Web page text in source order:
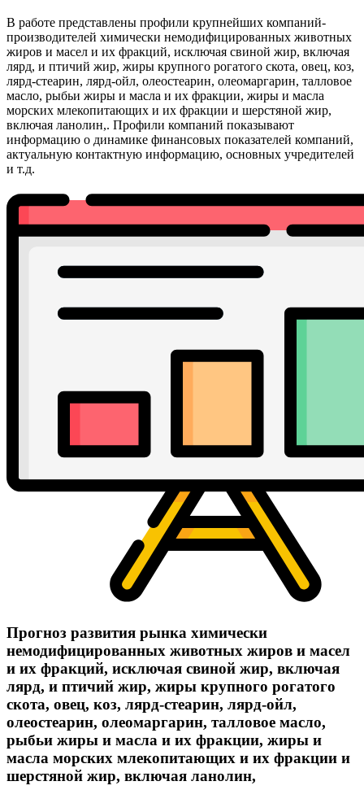
В работе представлены профили крупнейших компаний-
производителей химически немодифицированных животных
жиров и масел и их фракций, исключая свиной жир, включая
лярд, и птичий жир, жиры крупного рогатого скота, овец, коз,
лярд-стеарин, лярд-ойл, олеостеарин, олеомаргарин, талловое
масло, рыбьи жиры и масла и их фракции, жиры и масла
морских млекопитающих и их фракции и шерстяной жир,
включая ланолин,. Профили компаний показывают
информацию о динамике финансовых показателей компаний,
актуальную контактную информацию, основных учредителей
и т.д.
Прогноз развития рынка химически
немодифицированных животных жиров и масел
и их фракций, исключая свиной жир, включая
лярд, и птичий жир, жиры крупного рогатого
скота, овец, коз, лярд-стеарин, лярд-ойл,
олеостеарин, олеомаргарин, талловое масло,
рыбьи жиры и масла и их фракции, жиры и
масла морских млекопитающих и их фракции и
шерстяной жир, включая ланолин,